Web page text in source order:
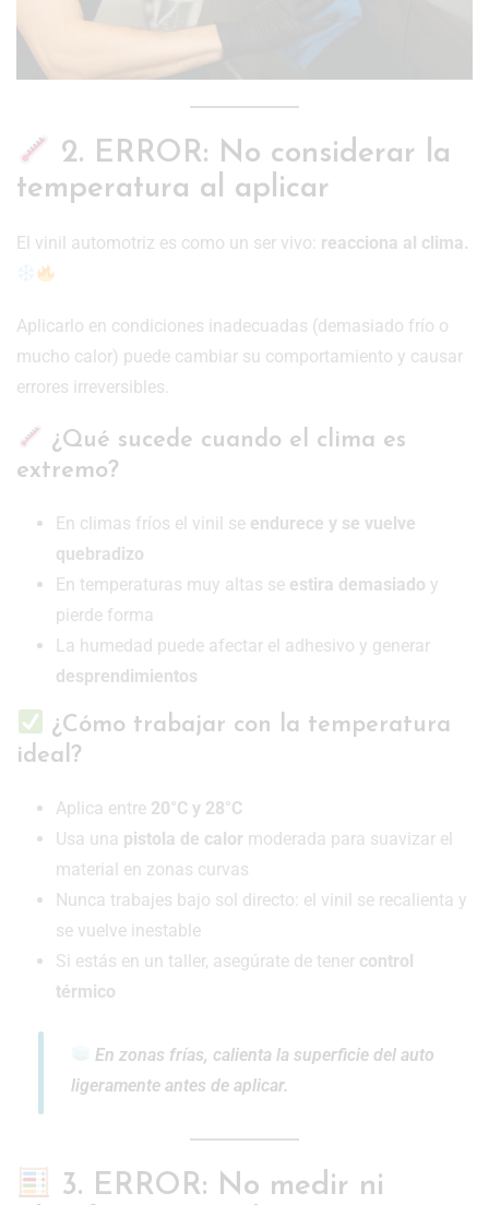
2. ERROR: No considerar la
temperatura al aplicar
El vinil automotriz es como un ser vivo: reacciona al clima.
Aplicarlo en condiciones inadecuadas (demasiado frío o
mucho calor) puede cambiar su comportamiento y causar
errores irreversibles.
¿Qué sucede cuando el clima es
extremo?
En climas fríos el vinil se endurece y se vuelve
quebradizo
En temperaturas muy altas se estira demasiado y
pierde forma
La humedad puede afectar el adhesivo y generar
desprendimientos
¿Cómo trabajar con la temperatura
ideal?
Aplica entre 20°C y 28°C
Usa una pistola de calor moderada para suavizar el
material en zonas curvas
Nunca trabajes bajo sol directo: el vinil se recalienta y
se vuelve inestable
Si estás en un taller, asegúrate de tener control
térmico
En zonas frías, calienta la superficie del auto
ligeramente antes de aplicar.
3. ERROR: No medir ni